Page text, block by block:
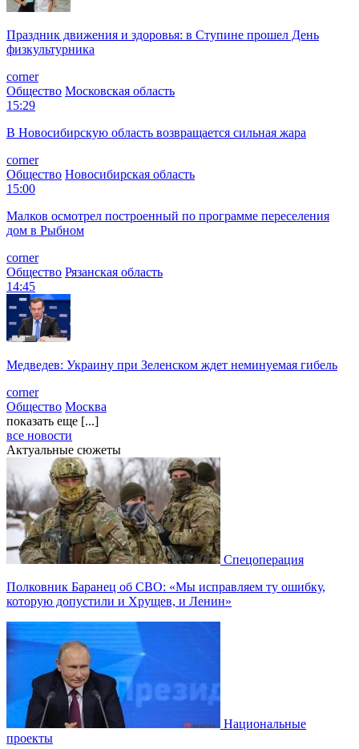
Праздник движения и здоровья: в Ступине прошел День
физкультурника
corner
Общество Московская область
15:29
В Новосибирскую область возвращается сильная жара
corner
Общество Новосибирская область
15:00
Малков осмотрел построенный по программе переселения
дом в Рыбном
corner
Общество Рязанская область
14:45
Медведев: Украину при Зеленском ждет неминуемая гибель
corner
Общество Москва
показать еще [...]
все новости
Актуальные сюжеты
Спецоперация
Полковник Баранец об СВО: «Мы исправляем ту ошибку,
которую допустили и Хрущев, и Ленин»
Национальные
проекты